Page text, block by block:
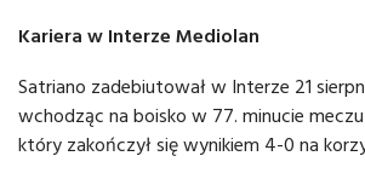
Kariera w Interze Mediolan
Satriano zadebiutował w Interze 21
wchodząc na boisko w 77. minucie
który zakończył się wynikiem 4-0 na